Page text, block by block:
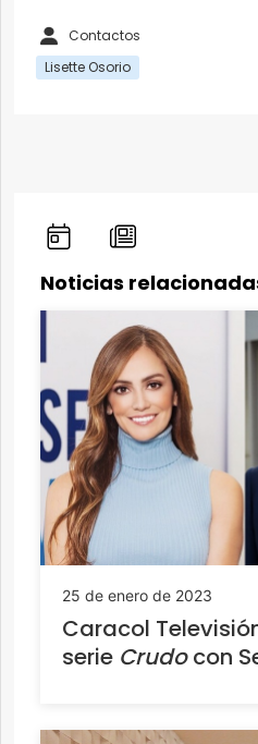
Contactos
Lisette Osorio
Noticias
25 de enero de 2023
Caracol
serie Crudocon